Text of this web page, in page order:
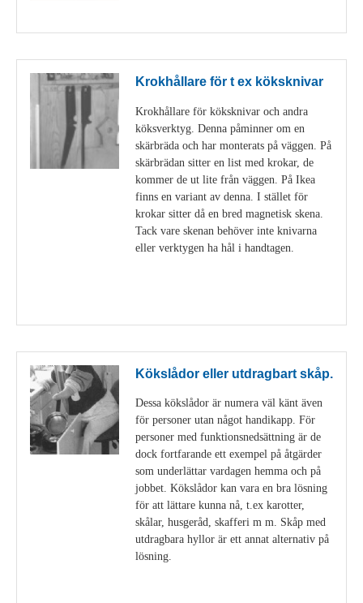
Krokhållare för t ex köksknivar
Krokhållare för köksknivar och andra
köksverktyg. Denna påminner om en
skärbräda och har monterats på väggen. På
skärbrädan sitter en list med krokar, de
kommer de ut lite från väggen. På Ikea
finns en variant av denna. I stället för
krokar sitter då en bred magnetisk skena.
Tack vare skenan behöver inte knivarna
eller verktygen ha hål i handtagen.
Kökslådor eller utdragbart skåp.
Dessa kökslådor är numera väl känt även
för personer utan något handikapp. För
personer med funktionsnedsättning är de
dock fortfarande ett exempel på åtgärder
som underlättar vardagen hemma och på
jobbet. Kökslådor kan vara en bra lösning
för att lättare kunna nå, t.ex karotter,
skålar, husgeråd, skafferi m m. Skåp med
utdragbara hyllor är ett annat alternativ på
lösning.